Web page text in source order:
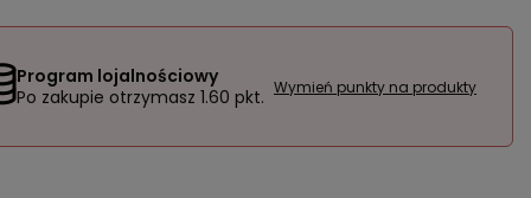
Program lojalnościowy
Po zakupie otrzymasz 1.60 pkt. Wymień punkty na produkty